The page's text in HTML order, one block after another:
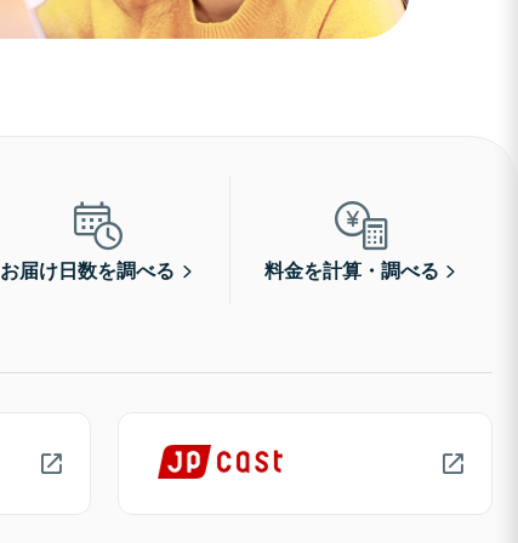
お届け日数を調べる 料金を計算・調べる